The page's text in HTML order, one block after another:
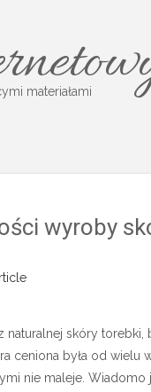
materiałami
wyroby
naturalnej skóry
ceniona była od wielu
nie maleje. Wiadomo